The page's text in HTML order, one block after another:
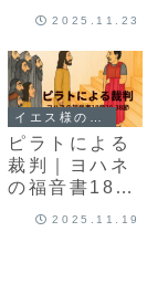
マタイ27章27
2025.11.23
ピラトによる
裁判｜ヨハネ
の福音書18章
2025.11.19